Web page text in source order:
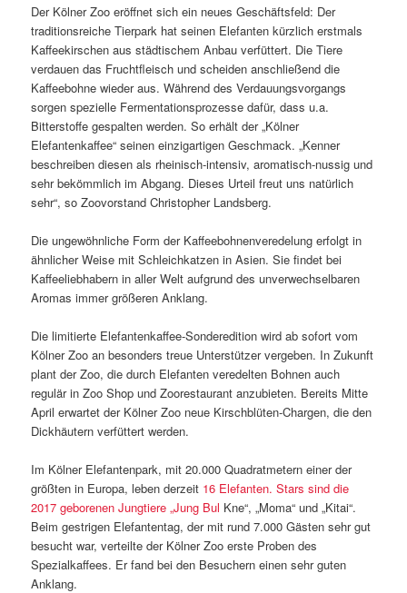
Der Kölner Zoo eröffnet sich ein neues Geschäftsfeld: Der
traditionsreiche Tierpark hat seinen Elefanten kürzlich erstmals
Kaffeekirschen aus städtischem Anbau verfüttert. Die Tiere
verdauen das Fruchtfleisch und scheiden anschließend die
Kaffeebohne wieder aus. Während des Verdauungsvorgangs
sorgen spezielle Fermentationsprozesse dafür, dass u.a.
Bitterstoffe gespalten werden. So erhält der „Kölner
Elefantenkaffee“ seinen einzigartigen Geschmack. „Kenner
beschreiben diesen als rheinisch-intensiv, aromatisch-nussig und
sehr bekömmlich im Abgang. Dieses Urteil freut uns natürlich
sehr“, so Zoovorstand Christopher Landsberg.
Die ungewöhnliche Form der Kaffeebohnenveredelung erfolgt in
ähnlicher Weise mit Schleichkatzen in Asien. Sie findet bei
Kaffeeliebhabern in aller Welt aufgrund des unverwechselbaren
Aromas immer größeren Anklang.
Die limitierte Elefantenkaffee-Sonderedition wird ab sofort vom
Kölner Zoo an besonders treue Unterstützer vergeben. In Zukunft
plant der Zoo, die durch Elefanten veredelten Bohnen auch
regulär in Zoo Shop und Zoorestaurant anzubieten. Bereits Mitte
April erwartet der Kölner Zoo neue Kirschblüten-Chargen, die den
Dickhäutern verfüttert werden.
Im Kölner Elefantenpark, mit 20.000 Quadratmetern einer der
größten in Europa, leben derzeit 16 Elefanten. Stars sind die
2017 geborenen Jungtiere „Jung Bul Kne“, „Moma“ und „Kitai“.
Beim gestrigen Elefantentag, der mit rund 7.000 Gästen sehr gut
besucht war, verteilte der Kölner Zoo erste Proben des
Spezialkaffees. Er fand bei den Besuchern einen sehr guten
Anklang.